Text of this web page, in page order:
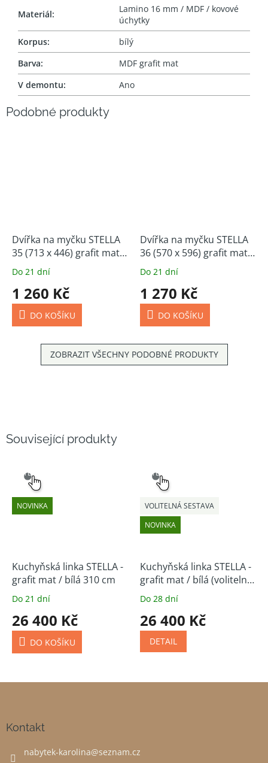
Související produkty
NOVINKA
VÝBĚR
Kuchyňská linka STELLA -
grafit mat / bílá 310 cm
Do 21 dní
26 400 Kč
DO KOŠÍKU
NOVINKA
VOLITELNÁ SESTAVA
VÝBĚR
Kuchyňská linka STELLA -
grafit mat / bílá (volitelná
sestava)
Do 28 dní
26 400 Kč
DETAIL
Materiál:
Lamino 16 mm / MDF / kovové
úchytky
Korpus:
bílý
Barva:
MDF grafit mat
V demontu: Ano
Dvířka na myčku STELLA
35 (713 x 446) grafit mat /
bílé
Do 21 dní
1 260 Kč
DO KOŠÍKU
Dvířka na myčku STELLA
36 (570 x 596) grafit mat /
bílé
Do 21 dní
1 270 Kč
DO KOŠÍKU
ZOBRAZIT VŠECHNY PODOBNÉ PRODUKTY
Kontakt
nabytek-karolina@seznam.cz